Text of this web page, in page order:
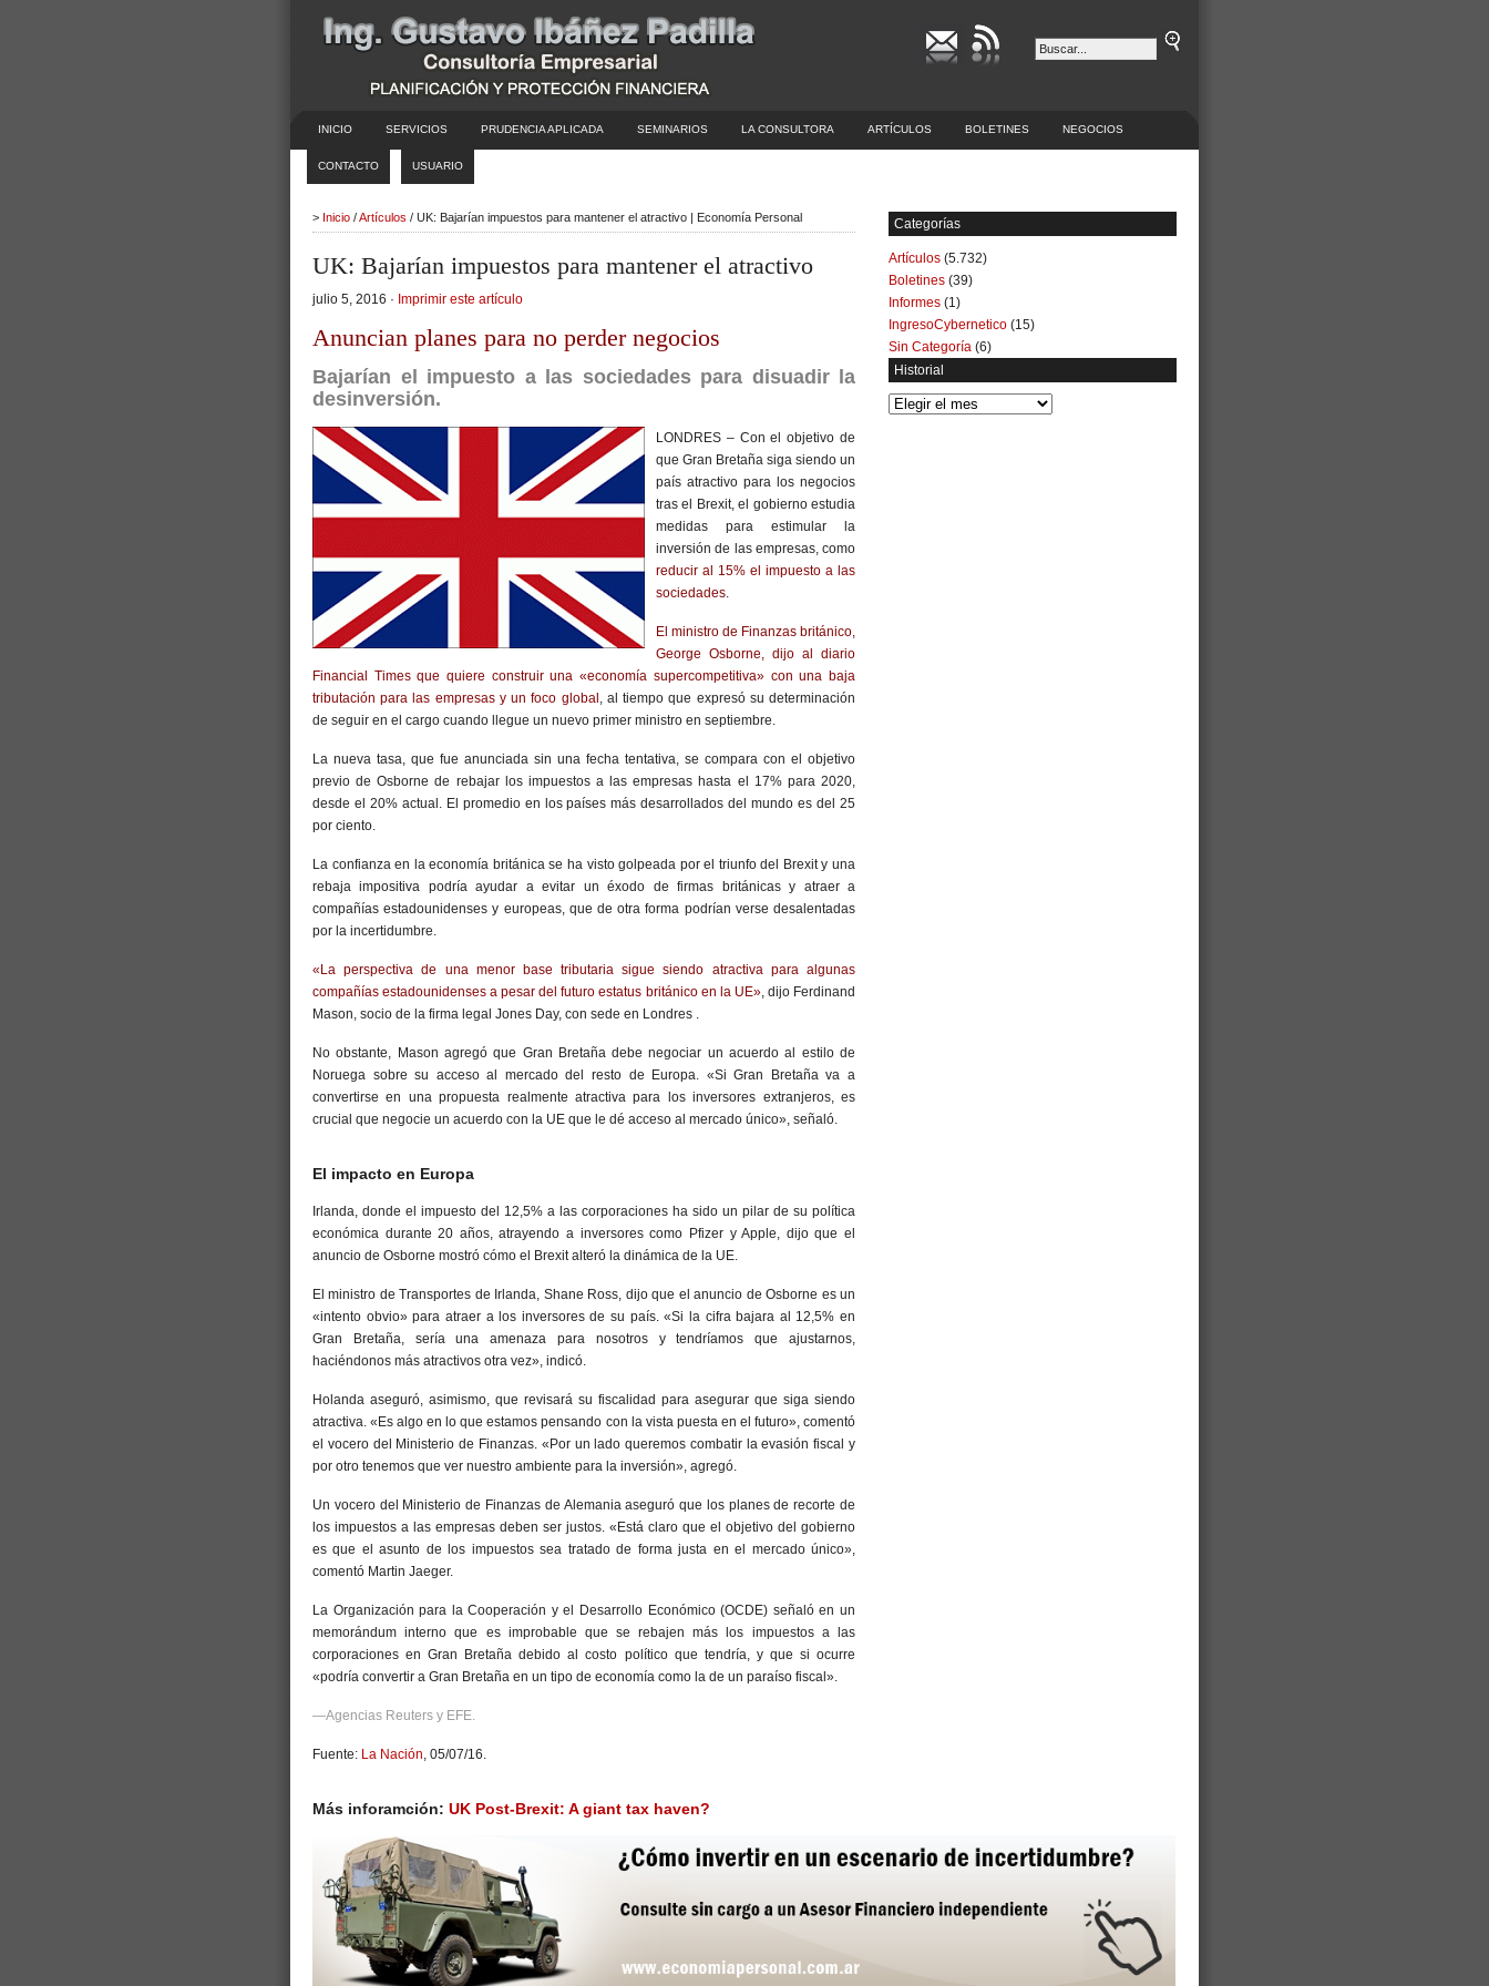
INICIO SERVICIOS PRUDENCIA APLICADA SEMINARIOS LA CONSULTORA ARTÍCULOS BOLETINES NEGOCIOS
CONTACTO USUARIO
> Inicio /Artículos / UK: Bajarían impuestos para mantener el atractivo | Economía Personal
UK: Bajarían impuestos para mantener el atractivo
julio 5, 2016 · Imprimir este artículo
Anuncian planes para no perder negocios
Bajarían el impuesto a las sociedades para disuadir la
desinversión.
LONDRES – Con el objetivo de
que Gran Bretaña siga siendo un
país atractivo para los negocios
tras el Brexit, el gobierno estudia
medidas para estimular la
inversión de las empresas, como
reducir al 15% el impuesto a las
sociedades.
El ministro de Finanzas británico,
George Osborne, dijo al diario
Financial Times que quiere construir una «economía supercompetitiva» con una baja
tributación para las empresas y un foco global, al tiempo que expresó su determinación
de seguir en el cargo cuando llegue un nuevo primer ministro en septiembre.
La nueva tasa, que fue anunciada sin una fecha tentativa, se compara con el objetivo
previo de Osborne de rebajar los impuestos a las empresas hasta el 17% para 2020,
desde el 20% actual. El promedio en los países más desarrollados del mundo es del 25
por ciento.
La confianza en la economía británica se ha visto golpeada por el triunfo del Brexit y una
rebaja impositiva podría ayudar a evitar un éxodo de firmas británicas y atraer a
compañías estadounidenses y europeas, que de otra forma podrían verse desalentadas
por la incertidumbre.
«La perspectiva de una menor base tributaria sigue siendo atractiva para algunas
compañías estadounidenses a pesar del futuro estatus británico en la UE», dijo Ferdinand
Mason, socio de la firma legal Jones Day, con sede en Londres .
No obstante, Mason agregó que Gran Bretaña debe negociar un acuerdo al estilo de
Noruega sobre su acceso al mercado del resto de Europa. «Si Gran Bretaña va a
convertirse en una propuesta realmente atractiva para los inversores extranjeros, es
crucial que negocie un acuerdo con la UE que le dé acceso al mercado único», señaló.
El impacto en Europa
Irlanda, donde el impuesto del 12,5% a las corporaciones ha sido un pilar de su política
económica durante 20 años, atrayendo a inversores como Pfizer y Apple, dijo que el
anuncio de Osborne mostró cómo el Brexit alteró la dinámica de la UE.
El ministro de Transportes de Irlanda, Shane Ross, dijo que el anuncio de Osborne es un
«intento obvio» para atraer a los inversores de su país. «Si la cifra bajara al 12,5% en
Gran Bretaña, sería una amenaza para nosotros y tendríamos que ajustarnos,
haciéndonos más atractivos otra vez», indicó.
Holanda aseguró, asimismo, que revisará su fiscalidad para asegurar que siga siendo
atractiva. «Es algo en lo que estamos pensando con la vista puesta en el futuro», comentó
el vocero del Ministerio de Finanzas. «Por un lado queremos combatir la evasión fiscal y
por otro tenemos que ver nuestro ambiente para la inversión», agregó.
Un vocero del Ministerio de Finanzas de Alemania aseguró que los planes de recorte de
los impuestos a las empresas deben ser justos. «Está claro que el objetivo del gobierno
es que el asunto de los impuestos sea tratado de forma justa en el mercado único»,
comentó Martin Jaeger.
La Organización para la Cooperación y el Desarrollo Económico (OCDE) señaló en un
memorándum interno que es improbable que se rebajen más los impuestos a las
corporaciones en Gran Bretaña debido al costo político que tendría, y que si ocurre
«podría convertir a Gran Bretaña en un tipo de economía como la de un paraíso fiscal».
—Agencias Reuters y EFE.
Fuente: La Nación, 05/07/16.
Más inforamción: UK Post-Brexit: A giant tax haven?
Categorías
Artículos (5.732)
Boletines (39)
Informes (1)
IngresoCybernetico (15)
Sin Categoría (6)
Historial
Historial